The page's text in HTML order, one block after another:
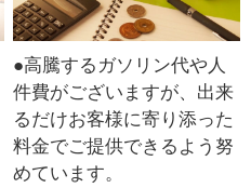
●高騰するガソリン代や人
件費がございますが、出来
るだけお客様に寄り添った
料金でご提供できるよう努
めています。